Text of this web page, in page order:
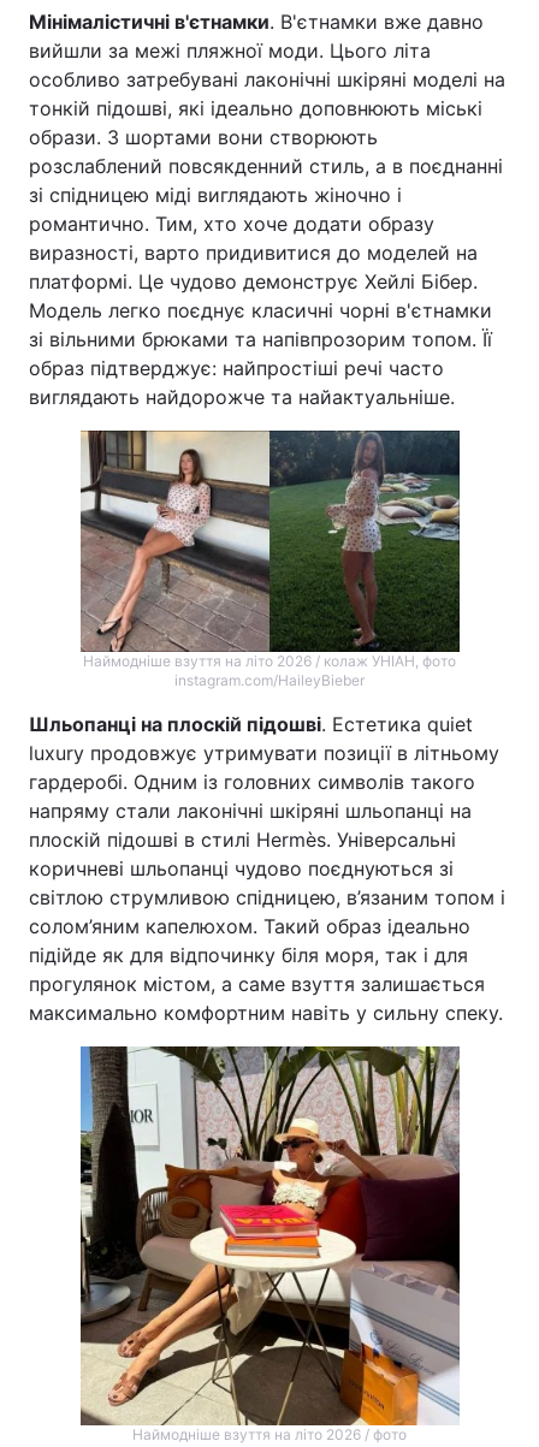
Мінімалістичні в'єтнамки. В'єтнамки вже давно
вийшли за межі пляжної моди. Цього літа
особливо затребувані лаконічні шкіряні моделі на
тонкій підошві, які ідеально доповнюють міські
образи. З шортами вони створюють
розслаблений повсякденний стиль, а в поєднанні
зі спідницею міді виглядають жіночно і
романтично. Тим, хто хоче додати образу
виразності, варто придивитися до моделей на
платформі. Це чудово демонструє Хейлі Бібер.
Модель легко поєднує класичні чорні в'єтнамки
зі вільними брюками та напівпрозорим топом. Її
образ підтверджує: найпростіші речі часто
виглядають найдорожче та найактуальніше.
Наймодніше взуття на літо 2026 / колаж УНІАН, фото
instagram.com/HaileyBieber
Шльопанці на плоскій підошві. Естетика quiet
luxury продовжує утримувати позиції в літньому
гардеробі. Одним із головних символів такого
напряму стали лаконічні шкіряні шльопанці на
плоскій підошві в стилі Hermès. Універсальні
коричневі шльопанці чудово поєднуються зі
світлою струмливою спідницею, в’язаним топом і
солом’яним капелюхом. Такий образ ідеально
підійде як для відпочинку біля моря, так і для
прогулянок містом, а саме взуття залишається
максимально комфортним навіть у сильну спеку.
Наймодніше взуття на літо 2026 / фото